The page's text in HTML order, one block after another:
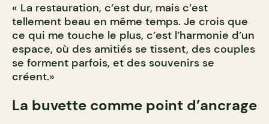
« La restauration, c’est dur, mais c’est
tellement beau en même temps. Je crois que
ce qui me touche le plus, c’est l’harmonie d’un
espace, où des amitiés se tissent, des couples
se forment parfois, et des souvenirs se
créent.»
La buvette comme point d’ancrage